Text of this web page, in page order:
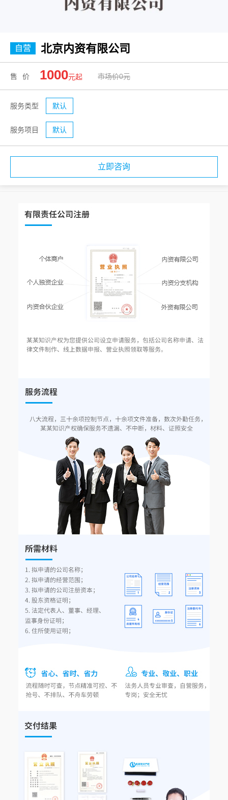
自营 北京内资有限公司
售价 1000元起 市场价0元
服务类型 默认
服务项目 默认
立即咨询